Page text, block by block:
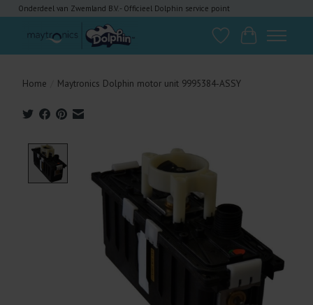
Onderdeel van Zwemland B.V. - Officieel Dolphin service point
VerlanglijstWinkelwagen
Home Maytronics Dolphin motor unit 9995384-ASSY
Product image slideshow Items